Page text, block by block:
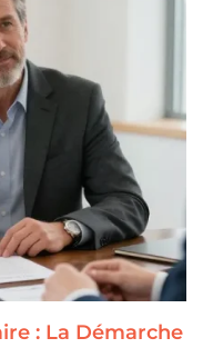
: La Démarche